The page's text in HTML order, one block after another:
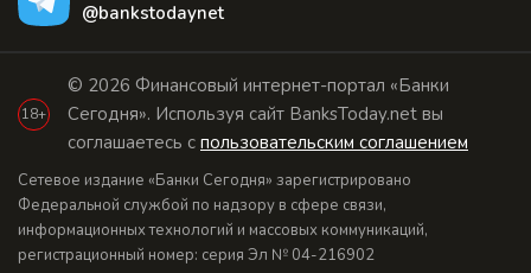
@bankstodaynet
18+
© 2026 Финансовый интернет-портал «Банки
Сегодня». Используя сайт BanksToday.net вы
соглашаетесь с пользовательским соглашением
Сетевое издание «Банки Сегодня» зарегистрировано
Федеральной службой по надзору в сфере связи,
информационных технологий и массовых коммуникаций,
регистрационный номер: серия Эл № 04-216902